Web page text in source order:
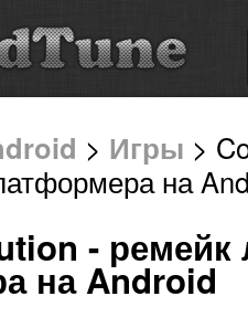
> Игры >
на
- ремейк
на Android